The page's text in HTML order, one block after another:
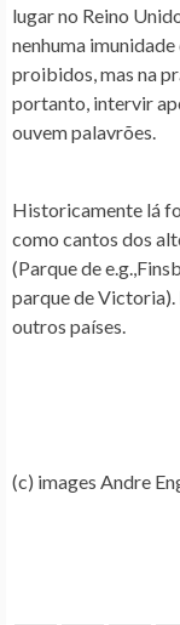
lugar no Reino
nenhuma
proibidos, mas na
portanto, intervir
ouvem palavrões.
Historicamente lá
como cantos dos
(Parque de
parque de
outros países.
(c) images Andre